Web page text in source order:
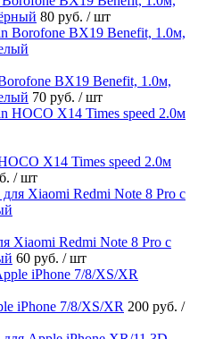
80 руб. / шт
BX19 Benefit, 1.0м,
70 руб. / шт
X14 Times speed 2.0м
/ шт
Xiaomi Redmi Note 8 Pro с
60 руб. / шт
iPhone 7/8/XS/XR 200 руб. /